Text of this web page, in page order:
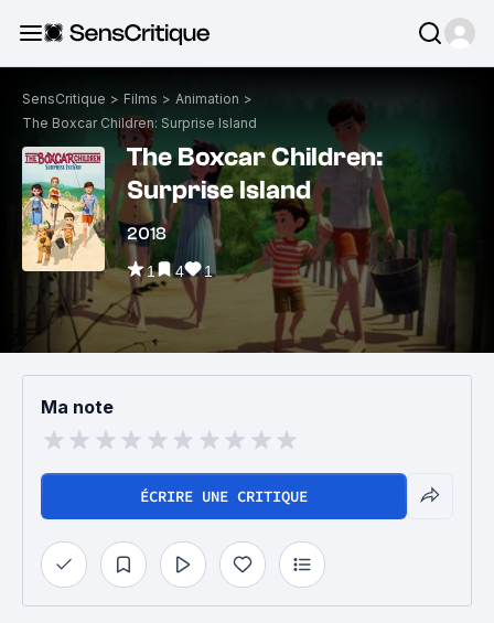
SensCritique > Films > Animation >
The Boxcar Children: Surprise Island
The Boxcar Children:
Surprise Island
2018
1 4 1
Ma note
ÉCRIRE UNE CRITIQUE